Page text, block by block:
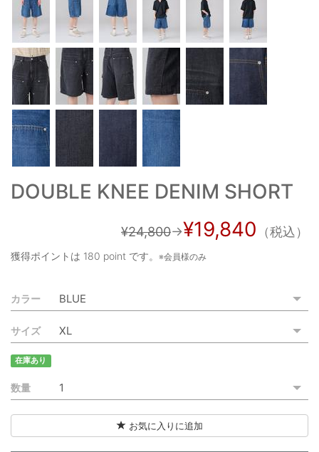
新規会員登録
お買い物カゴ
ご利用ガイド
特定商取引法に基づく表記
ご利用規約
DOUBLE KNEE DENIM SHORT
¥24,800→¥19,840 （税込）
獲得ポイントは 180 point です。 ※会員様のみ
カラー
サイズ
在庫あり
数量
お気に入りに追加